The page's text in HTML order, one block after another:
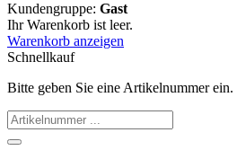
Kundengruppe: Gast
Ihr Warenkorb ist leer.
Warenkorb anzeigen
Schnellkauf
Bitte geben Sie eine Artikelnummer ein.